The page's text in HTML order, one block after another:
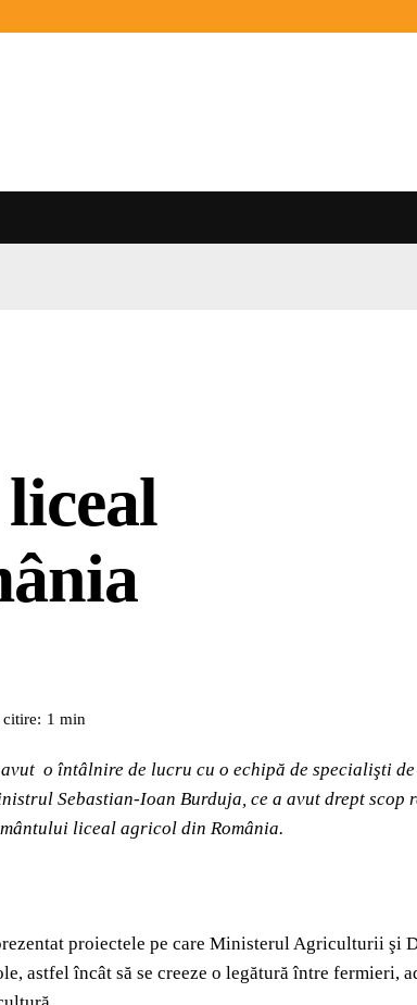
1 min
o întâlnire de lucru cu o echipă de specialişti
Sebastian-Ioan Burduja, ce a avut drept scop
liceal agricol din România.
proiectele pe care Ministerul Agriculturii şi
astfel încât să se creeze o legătură între fermieri,